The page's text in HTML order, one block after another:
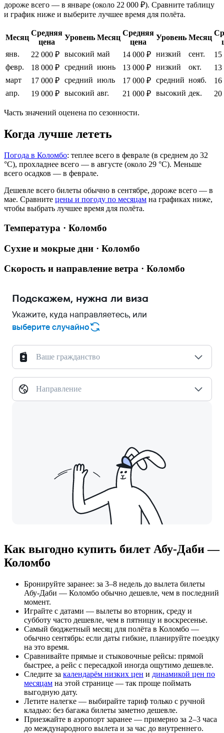
дороже всего — в январе (около 22 000 ₽). Сравните таблицу
и график ниже и выберите лучшее время для полёта.
Месяц
Средняя
цена
Уровень Месяц
Средняя
цена
Уровень Месяц
янв.
22 000 ₽ высокий май 14 000 ₽ низкий сент.
15
февр.
18 000 ₽ средний июнь 13 000 ₽ низкий окт.
13
март
17 000 ₽ средний июль 17 000 ₽ средний нояб.
16
апр.
19 000 ₽ высокий авг. 21 000 ₽ высокий дек. 20
Часть значений оценена по сезонности.
Когда лучше лететь
Погода в Коломбо: теплее всего в феврале (в среднем до 32
°C), прохладнее всего — в августе (около 29 °C). Меньше
всего осадков — в феврале.
Дешевле всего билеты обычно в сентябре, дороже всего — в
мае. Сравните цены и погоду по месяцам на графиках ниже,
чтобы выбрать лучшее время для полёта.
Температура · Коломбо
Сухие и мокрые дни · Коломбо
Скорость и направление ветра · Коломбо
Подскажем, нужна ли виза
Укажите, куда направляетесь, или
выберите случайно
Ваше гражданство
Направление
Как выгодно купить билет Абу-Даби —
Коломбо
Бронируйте заранее: за 3–8 недель до вылета билеты
Абу-Даби — Коломбо обычно дешевле, чем в последний
момент.
Играйте с датами — вылеты во вторник, среду и
субботу часто дешевле, чем в пятницу и воскресенье.
Самый бюджетный месяц для полёта в Коломбо —
обычно сентябрь: если даты гибкие, планируйте поездку
на это время.
Сравнивайте прямые и стыковочные рейсы: прямой
быстрее, а рейс с пересадкой иногда ощутимо дешевле.
Следите за календарём низких цен и динамикой цен по
месяцам на этой странице — так проще поймать
выгодную дату.
Летите налегке — выбирайте тариф только с ручной
кладью: без багажа билеты заметно дешевле.
Приезжайте в аэропорт заранее — примерно за 2–3 часа
до международного вылета и за час до внутреннего.